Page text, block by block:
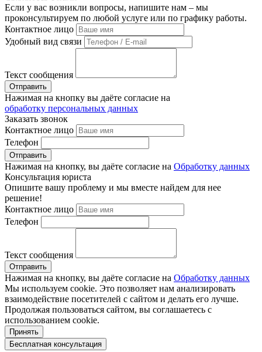
Если у вас возникли вопросы, напишите нам – мы
проконсультируем по любой услуге или по графику работы.
Контактное лицо
Удобный вид связи
Текст сообщения
Нажимая на кнопку вы даёте согласие на
обработку персональных данных
Заказать звонок
Контактное лицо
Телефон
Нажимая на кнопку, вы даёте согласие на Обработку данных
Консультация юриста
Опишите вашу проблему и мы вместе найдем для нее
решение!
Контактное лицо
Телефон
Текст сообщения
Нажимая на кнопку, вы даёте согласие на Обработку данных
Мы используем cookie. Это позволяет нам анализировать
взаимодействие посетителей с сайтом и делать его лучше.
Продолжая пользоваться сайтом, вы соглашаетесь с
использованием cookie.
Принять
Бесплатная консультация